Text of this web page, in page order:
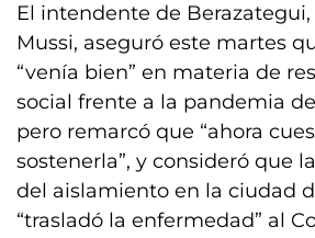
El intendente de Berazategui,
Mussi, aseguró este martes
“venía bien” en materia de
social frente a la pandemia
pero remarcó que “ahora
sostenerla”, y consideró que
del aislamiento en la ciudad
“trasladó la enfermedad” al